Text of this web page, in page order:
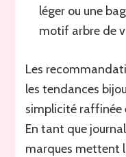
léger ou une
motif arbre de
Les
les tendances
simplicité raffinée
En tant que
marques mettent